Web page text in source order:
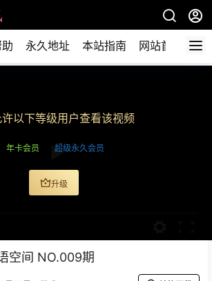
永久地址 本站指南 网站首页
许以下等级用户查看该视频
年卡会员 超级永久会员
升级
空间 NO.009期